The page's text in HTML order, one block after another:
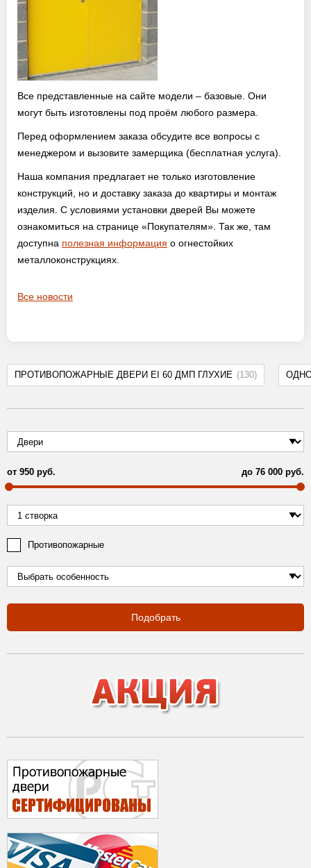
ПРОТИВОПОЖАРНЫЕ ДВЕРИ EI 60 ДМП ГЛУХИЕ (130)
от 950 руб. до 76 000 руб.
Противопожарные
Подобрать
Все представленные на сайте модели – базовые. Они
могут быть изготовлены под проём любого размера.
Перед оформлением заказа обсудите все вопросы с
менеджером и вызовите замерщика (бесплатная услуга).
Наша компания предлагает не только изготовление
конструкций, но и доставку заказа до квартиры и монтаж
изделия. С условиями установки дверей Вы можете
ознакомиться на странице «Покупателям». Так же, там
доступна полезная информация о огнестойких
металлоконструкциях.
Все новости